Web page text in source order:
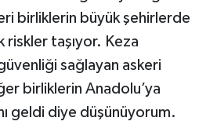
birliklerin büyük şehirlerde
riskler taşıyor. Keza
sağlayan askeri
birliklerin Anadolu’ya
geldi diye düşünüyorum.